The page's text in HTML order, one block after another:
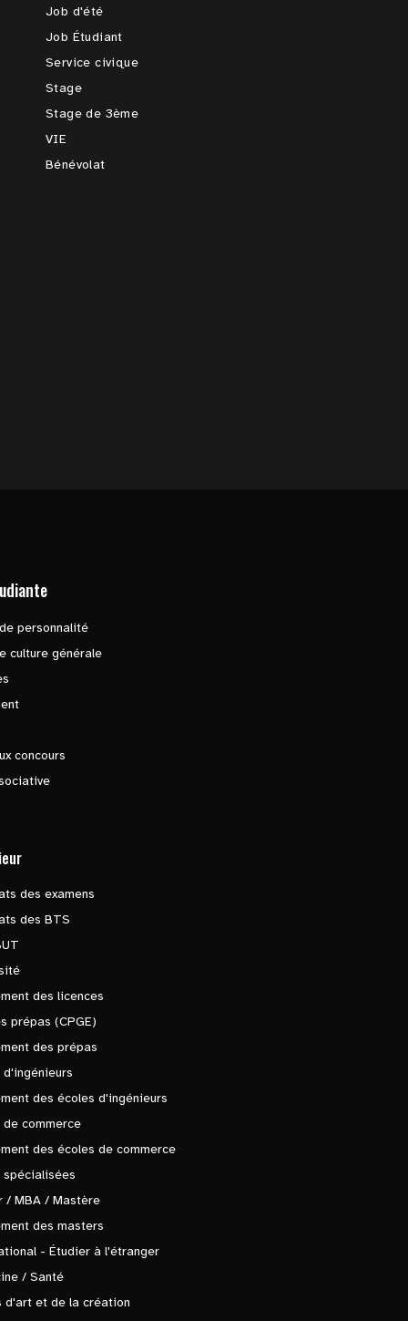
Job d'été
Job Étudiant
Service civique
Stage
Stage de 3ème
VIE
Bénévolat
personnalité
culture générale
concours
des examens
des BTS
des licences
prépas (CPGE)
des prépas
d'ingénieurs
des écoles d'ingénieurs
de commerce
des écoles de commerce
spécialisées
/ MBA / Mastère
des masters
- Étudier à l'étranger
/ Santé
d'art et de la création